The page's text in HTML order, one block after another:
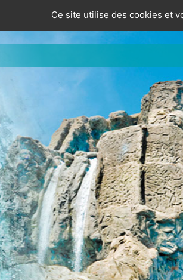
Ce site utilise des cookies et